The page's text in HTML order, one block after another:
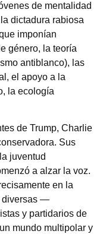
de mentalidad
dictadura rabiosa
imponían
género, la teoría
antiblanco), las
el apoyo a la
la ecología
de Trump, Charlie
Sus
juventud
a alzar la voz.
en la
diversas —
y partidarios de
mundo multipolar y